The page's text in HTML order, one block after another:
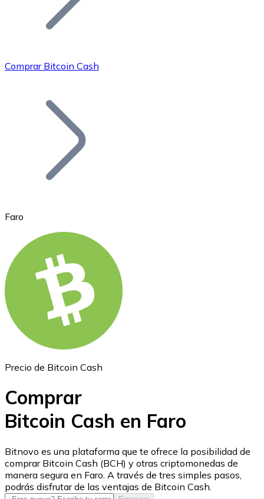
Bitcoin
Ethereum
USD Coin
USDC
Comprar Bitcoin Cash
Faro
Precio de Bitcoin Cash
Comprar
Bitcoin Cash en Faro
Bitnovo es una plataforma que te ofrece la posibilidad de
comprar Bitcoin Cash (BCH) y otras criptomonedas de
manera segura en Faro. A través de tres simples pasos,
podrás disfrutar de las ventajas de Bitcoin Cash.